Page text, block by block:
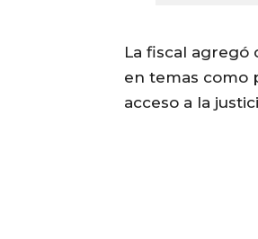
La fiscal
en temas como
acceso a la